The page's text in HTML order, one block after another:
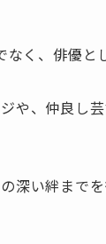
く、俳優と
や、仲良し
深い絆まで